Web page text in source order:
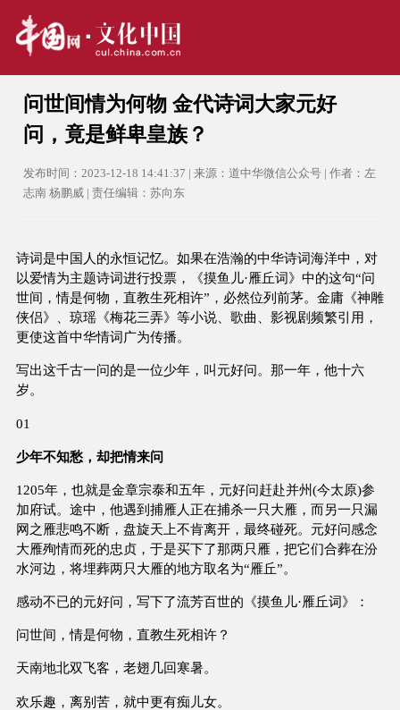
问世间情为何物 金代诗词大家元好
问，竟是鲜卑皇族？
发布时间：2023-12-18 14:41:37 | 来源：道中华微信公众号 | 作者：左
志南 杨鹏威 | 责任编辑：苏向东
诗词是中国人的永恒记忆。如果在浩瀚的中华诗词海洋中，对
以爱情为主题诗词进行投票，《摸鱼儿·雁丘词》中的这句“问
世间，情是何物，直教生死相许”，必然位列前茅。金庸《神雕
侠侣》、琼瑶《梅花三弄》等小说、歌曲、影视剧频繁引用，
更使这首中华情词广为传播。
写出这千古一问的是一位少年，叫元好问。那一年，他十六
岁。
01
少年不知愁，却把情来问
1205年，也就是金章宗泰和五年，元好问赶赴并州(今太原)参
加府试。途中，他遇到捕雁人正在捕杀一只大雁，而另一只漏
网之雁悲鸣不断，盘旋天上不肯离开，最终碰死。元好问感念
大雁殉情而死的忠贞，于是买下了那两只雁，把它们合葬在汾
水河边，将埋葬两只大雁的地方取名为“雁丘”。
感动不已的元好问，写下了流芳百世的《摸鱼儿·雁丘词》：
问世间，情是何物，直教生死相许？
天南地北双飞客，老翅几回寒暑。
欢乐趣，离别苦，就中更有痴儿女。